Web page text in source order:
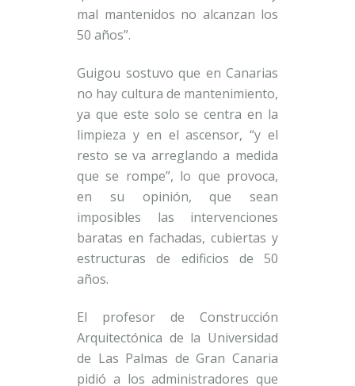
mal mantenidos no alcanzan los
50 años”.
Guigou sostuvo que en Canarias
no hay cultura de mantenimiento,
ya que este solo se centra en la
limpieza y en el ascensor, “y el
resto se va arreglando a medida
que se rompe”, lo que provoca,
en su opinión, que sean
imposibles las intervenciones
baratas en fachadas, cubiertas y
estructuras de edificios de 50
años.
El profesor de Construcción
Arquitectónica de la Universidad
de Las Palmas de Gran Canaria
pidió a los administradores que